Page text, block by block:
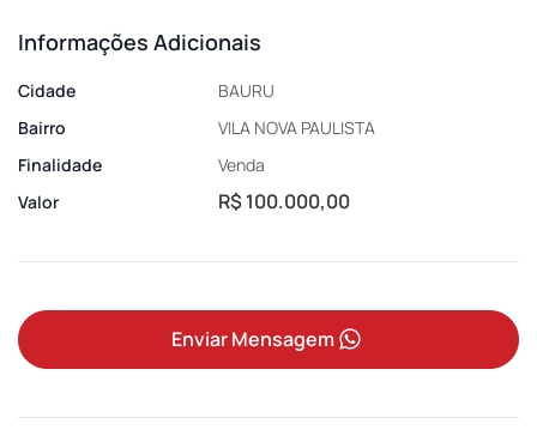
Informações Adicionais
Cidade
BAURU
Bairro
VILA NOVA PAULISTA
Finalidade
Venda
Valor
R$ 100.000,00
Enviar Mensagem